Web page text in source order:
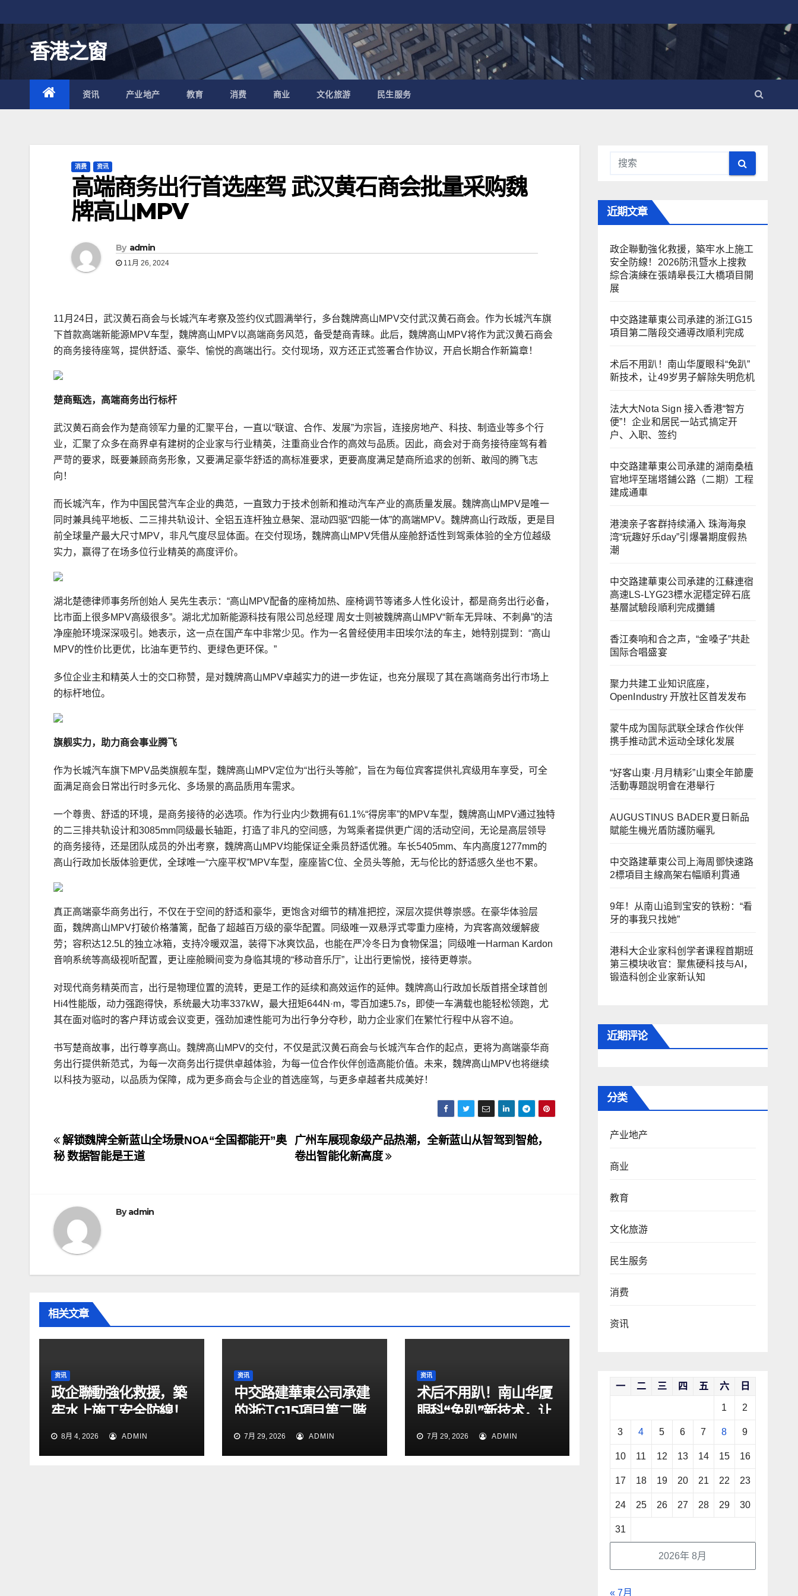
至
内
容
香港之窗
资讯 产业地产 教育 消费 商业 文化旅游 民生服务
消费 资讯
高端商务出行首选座驾 武汉黄石商会批量采购魏
牌高山MPV
By admin
11月 26, 2024
11月24日，武汉黄石商会与长城汽车考察及签约仪式圆满举行，多台魏牌高山MPV交付武汉黄石商会。作为长城汽车旗
下首款高端新能源MPV车型，魏牌高山MPV以高端商务风范，备受楚商青睐。此后，魏牌高山MPV将作为武汉黄石商会
的商务接待座驾，提供舒适、豪华、愉悦的高端出行。交付现场，双方还正式签署合作协议，开启长期合作新篇章！
楚商甄选，高端商务出行标杆
武汉黄石商会作为楚商领军力量的汇聚平台，一直以“联谊、合作、发展”为宗旨，连接房地产、科技、制造业等多个行
业，汇聚了众多在商界卓有建树的企业家与行业精英，注重商业合作的高效与品质。因此，商会对于商务接待座驾有着
严苛的要求，既要兼顾商务形象，又要满足豪华舒适的高标准要求，更要高度满足楚商所追求的创新、敢闯的腾飞志
向！
而长城汽车，作为中国民营汽车企业的典范，一直致力于技术创新和推动汽车产业的高质量发展。魏牌高山MPV是唯一
同时兼具纯平地板、二三排共轨设计、全铝五连杆独立悬架、混动四驱“四能一体”的高端MPV。魏牌高山行政版，更是目
前全球量产最大尺寸MPV，非凡气度尽显体面。在交付现场，魏牌高山MPV凭借从座舱舒适性到驾乘体验的全方位越级
实力，赢得了在场多位行业精英的高度评价。
湖北楚德律师事务所创始人 吴先生表示：“高山MPV配备的座椅加热、座椅调节等诸多人性化设计，都是商务出行必备，
比市面上很多MPV高级很多”。湖北尤加新能源科技有限公司总经理 周女士则被魏牌高山MPV“新车无异味、不刺鼻”的洁
净座舱环境深深吸引。她表示，这一点在国产车中非常少见。作为一名曾经使用丰田埃尔法的车主，她特别提到：“高山
MPV的性价比更优，比油车更节约、更绿色更环保。”
多位企业主和精英人士的交口称赞，是对魏牌高山MPV卓越实力的进一步佐证，也充分展现了其在高端商务出行市场上
的标杆地位。
旗舰实力， 助力商会事业腾飞
作为长城汽车旗下MPV品类旗舰车型，魏牌高山MPV定位为“出行头等舱”，旨在为每位宾客提供礼宾级用车享受，可全
面满足商会日常出行时多元化、多场景的高品质用车需求。
一个尊贵、舒适的环境，是商务接待的必选项。作为行业内少数拥有61.1%“得房率”的MPV车型，魏牌高山MPV通过独特
的二三排共轨设计和3085mm同级最长轴距，打造了非凡的空间感，为驾乘者提供更广阔的活动空间，无论是高层领导
的商务接待，还是团队成员的外出考察，魏牌高山MPV均能保证全乘员舒适优雅。车长5405mm、车内高度1277mm的
高山行政加长版体验更优，全球唯一“六座平权”MPV车型，座座皆C位、全员头等舱，无与伦比的舒适感久坐也不累。
真正高端豪华商务出行，不仅在于空间的舒适和豪华，更饱含对细节的精准把控，深层次提供尊崇感。在豪华体验层
面，魏牌高山MPV打破价格藩篱，配备了超越百万级的豪华配置。同级唯一双悬浮式零重力座椅，为宾客高效缓解疲
劳；容积达12.5L的独立冰箱，支持冷暖双温，装得下冰爽饮品，也能在严冷冬日为食物保温；同级唯一Harman Kardon
音响系统等高级视听配置，更让座舱瞬间变为身临其境的“移动音乐厅”，让出行更愉悦，接待更尊崇。
对现代商务精英而言，出行是物理位置的流转，更是工作的延续和高效运作的延伸。魏牌高山行政加长版首搭全球首创
Hi4性能版，动力强跑得快，系统最大功率337kW，最大扭矩644N·m，零百加速5.7s，即使一车满载也能轻松领跑，尤
其在面对临时的客户拜访或会议变更，强劲加速性能可为出行争分夺秒，助力企业家们在繁忙行程中从容不迫。
书写楚商故事，出行尊享高山。魏牌高山MPV的交付，不仅是武汉黄石商会与长城汽车合作的起点，更将为高端豪华商
务出行提供新范式，为每一次商务出行提供卓越体验，为每一位合作伙伴创造高能价值。未来，魏牌高山MPV也将继续
以科技为驱动，以品质为保障，成为更多商会与企业的首选座驾，与更多卓越者共成美好！
文
章
航
广州车展现象级产品热潮，全新蓝山从智驾到智舱，
卷出智能化新高度
解锁魏牌全新蓝山全场景NOA“全国都能开”奥
秘 数据智能是王道
Byadmin
相关文章
资讯
政企聯動強化救援，築
牢水上施工安全防線！
2026防汛暨水上搜救
8月 4, 2026 ADMIN
资讯
中交路建華東公司承建
的浙江G15項目第二階
段交通導改順利完成
7月 29, 2026 ADMIN
资讯
术后不用趴！南山华厦
眼科“免趴”新技术，让
49岁男子解除失明危机
7月 29, 2026 ADMIN
近期文章
政企聯動強化救援，築牢水上施工
安全防線！2026防汛暨水上搜救
綜合演練在張靖皋長江大橋項目開
展
中交路建華東公司承建的浙江G15
項目第二階段交通導改順利完成
术后不用趴！南山华厦眼科“免趴”
新技术，让49岁男子解除失明危机
法大大Nota Sign 接入香港“智方
便”！企业和居民一站式搞定开
户、入职、签约
中交路建華東公司承建的湖南桑植
官地坪至瑞塔鋪公路（二期）工程
建成通車
港澳亲子客群持续涌入 珠海海泉
湾“玩趣好乐day”引爆暑期度假热
潮
中交路建華東公司承建的江蘇連宿
高速LS-LYG23標水泥穩定碎石底
基層試驗段順利完成攤鋪
香江奏响和合之声，“金嗓子”共赴
国际合唱盛宴
聚力共建工业知识底座，
OpenIndustry 开放社区首发发布
蒙牛成为国际武联全球合作伙伴
携手推动武术运动全球化发展
“好客山東·月月精彩”山東全年節慶
活動專題說明會在港舉行
AUGUSTINUS BADER夏日新品
賦能生機光盾防護防曬乳
中交路建華東公司上海周鄧快速路
2標項目主線高架右幅順利貫通
9年！从南山追到宝安的铁粉：“看
牙的事我只找她”
港科大企业家科创学者课程首期班
第三模块收官：聚焦硬科技与AI，
锻造科创企业家新认知
近期评论
分类
产业地产
商业
教育
文化旅游
民生服务
消费
资讯
2026年 8月
一 二 三 四 五 六 日
1 2
3 4 5 6 7 8 9
10 11 12 13 14 15 16
17 18 19 20 21 22 23
24 25 26 27 28 29 30
31
« 7月